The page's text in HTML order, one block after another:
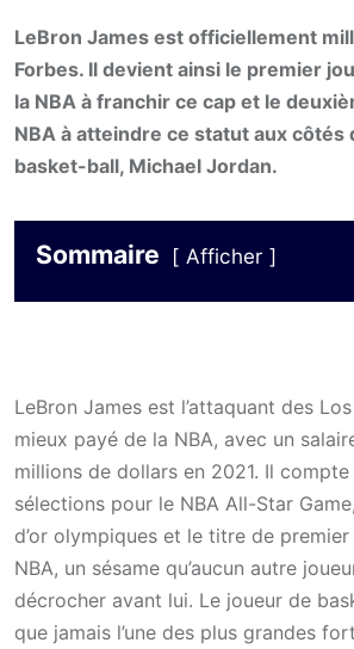
LeBron James est officiellement
Forbes. Il devient ainsi le premier
la NBA à franchir ce cap et le
NBA à atteindre ce statut aux côtés
basket-ball, Michael Jordan.
Sommaire Afficher
LeBron James est l’attaquant des
mieux payé de la NBA, avec un
millions de dollars en 2021. Il
sélections pour le NBA All-Star
d’or olympiques et le titre de
NBA, un sésame qu’aucun autre
décrocher avant lui. Le joueur de
que jamais l’une des plus grandes